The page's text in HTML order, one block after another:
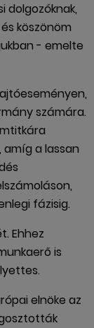
dolgozóknak,
köszönöm
- emelte
számára.
a lassan
fázisig.
Ehhez
is
elnöke az